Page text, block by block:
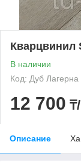
Кварцвинил
В наличии
Код: Дуб Лагерна
12 700
Описание